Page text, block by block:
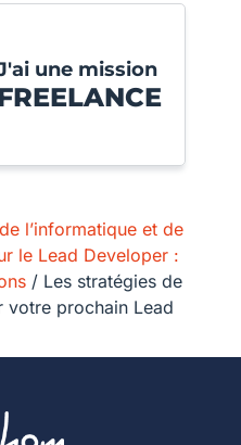
une mission
l’informatique et de
le Lead Developer :
/ Les stratégies de
votre prochain Lead